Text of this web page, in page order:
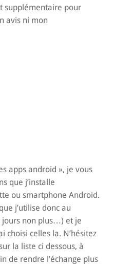
supplémentaire pour
avis ni mon
apps android », je vous
que j’installe
ou smartphone Android.
j’utilise donc au
jours non plus…) et je
choisi celles la. N’hésitez
la liste ci dessous, à
de rendre l’échange plus